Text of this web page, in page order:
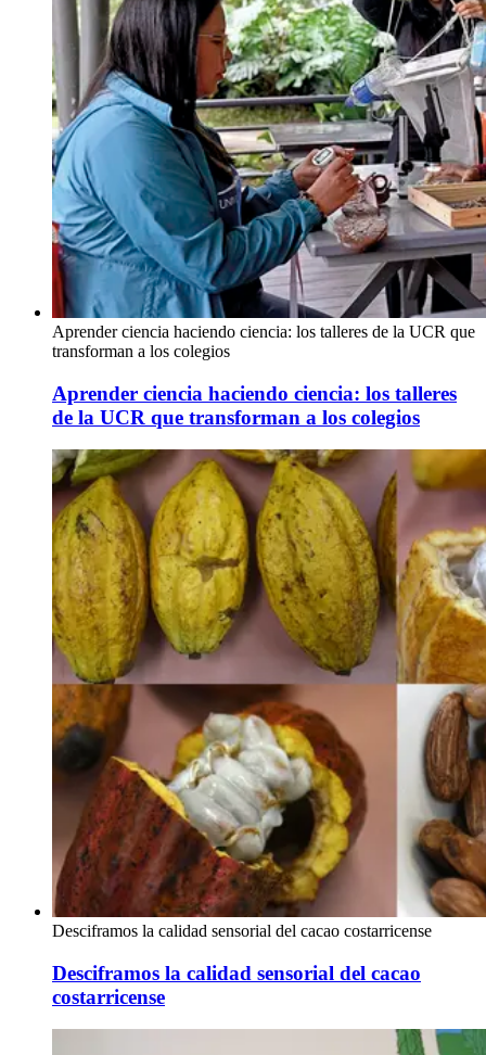
Aprender ciencia haciendo ciencia: los talleres de la UCR que
transforman a los colegios
Aprender ciencia haciendo ciencia: los talleres
de la UCR que transforman a los colegios
Desciframos la calidad sensorial del cacao costarricense
Desciframos la calidad sensorial del cacao
costarricense